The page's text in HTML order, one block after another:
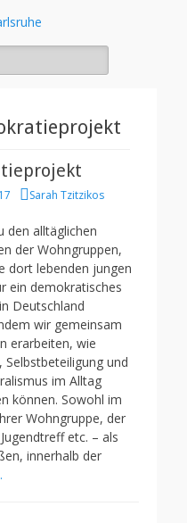
Karlsruhe
mit Fluchterfahrung und
Author
Sarah Tzitzikos
den alltäglichen
der Wohngruppen,
dort lebenden jungen
ein demokratisches
Deutschland
wir gemeinsam
erarbeiten, wie
Selbstbeteiligung und
im Alltag
können. Sowohl im
Wohngruppe, der
etc. – als
innerhalb der